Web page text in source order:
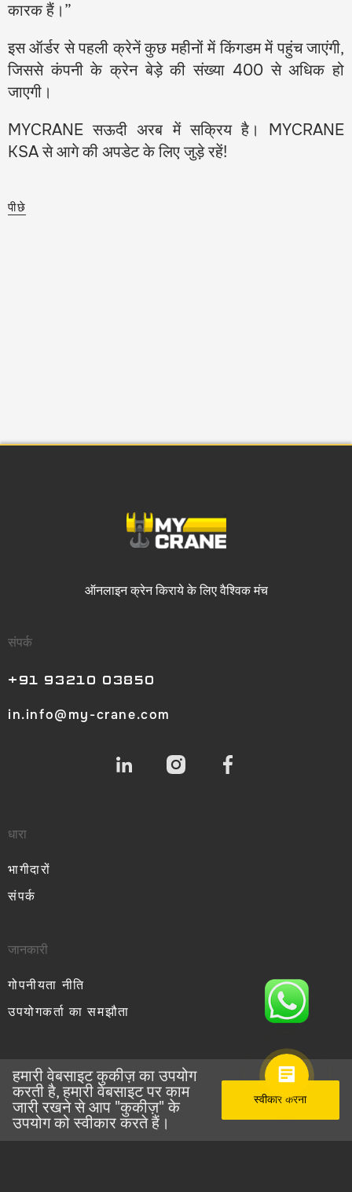
कारक हैं।”
इस ऑर्डर से पहली क्रेनें कुछ महीनों में किंगडम में पहुंच जाएंगी,
जिससे कंपनी के क्रेन बेड़े की संख्या 400 से अधिक हो
जाएगी।
MYCRANE सऊदी अरब में सक्रिय है। MYCRANE
KSA से आगे की अपडेट के लिए जुड़े रहें!
पीछे
ऑनलाइन क्रेन किरायेके लिए वैश्विक मंच
धारा
भागीदारों
संपर्क
जानकारी
गोपनीयता नीति
उपयोगकर्ता का समझौता
संपर्क
+91 93210 03850
in.info@my-crane.com
MYCRANE© सर्वाधिकार सुरक्षित 2026
हमारी वेबसाइट कुकीज़ का उपयोग
करती है, हमारी वेबसाइट पर काम
जारी रखने से आप "कुकीज़" के
उपयोग को स्वीकार करते हैं।
स्वीकार करना